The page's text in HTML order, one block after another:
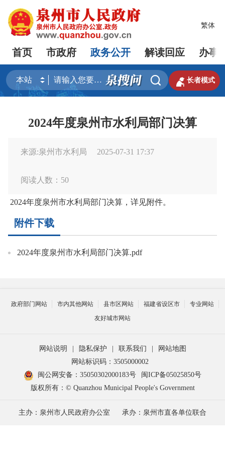
繁体
首页 市政府 政务公开 解读回应 办事
  长者模式
2024年度泉州市水利局部门决算
来源:泉州市水利局 2025-07-31 17:37
阅读人数： 50
2024年度泉州市水利局部门决算，详见附件。
附件下载
2024年度泉州市水利局部门决算.pdf
政府部门网站 市内其他网站 县市区网站 福建省设区市
专业网站
友好城市网站
网站说明 隐私保护 联系我们
网站地图
网站标识码：3505000002
闽公网安备：35050302000183号
闽ICP备05025850号
版权所有：© Quanzhou Municipal People's Government
主办：泉州市人民政府办公室 承办：泉州市直各单位联合